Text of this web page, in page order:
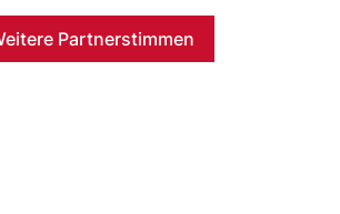
Partnerstimmen